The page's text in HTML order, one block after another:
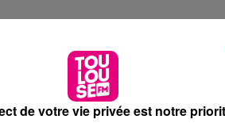
de votre vie privée est notre